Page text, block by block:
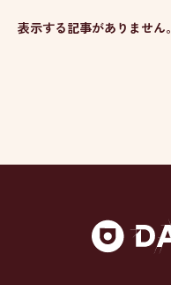
表示する記事がありません。